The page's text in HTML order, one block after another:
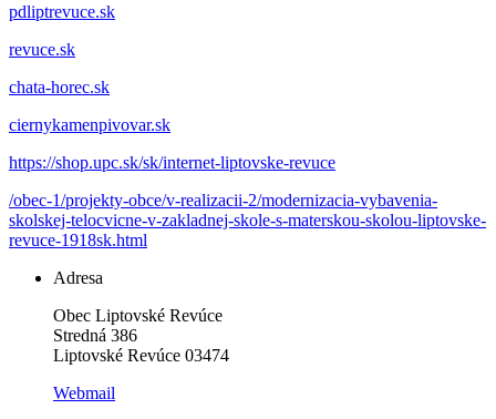
pdliptrevuce.sk
revuce.sk
chata-horec.sk
ciernykamenpivovar.sk
https://shop.upc.sk/sk/internet-liptovske-revuce
/obec-1/projekty-obce/v-realizacii-2/modernizacia-vybavenia-
skolskej-telocvicne-v-zakladnej-skole-s-materskou-skolou-liptovske-
revuce-1918sk.html
Adresa
Obec Liptovské Revúce
Stredná 386
Liptovské Revúce 03474
Webmail